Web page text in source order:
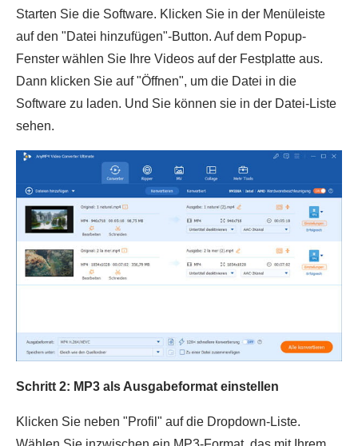
Starten Sie die Software. Klicken Sie in der Menüleiste
auf den "Datei hinzufügen"-Button. Auf dem Popup-
Fenster wählen Sie Ihre Videos auf der Festplatte aus.
Dann klicken Sie auf "Öffnen", um die Datei in die
Software zu laden. Und Sie können sie in der Datei-Liste
sehen.
Schritt 2: MP3 als Ausgabeformat einstellen
Klicken Sie neben "Profil" auf die Dropdown-Liste.